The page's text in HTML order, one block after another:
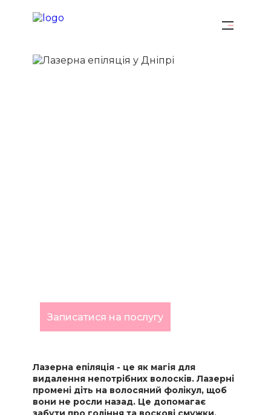
Записатися на послугу
Лазерна епіляція - це як магія для
видалення непотрібних волосків. Лазерні
промені діть на волосяний фолікул, щоб
вони не росли назад. Це допомагає